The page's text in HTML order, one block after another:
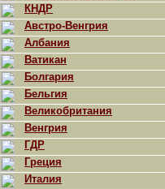
КНДР
Австро-Венгрия
Албания
Ватикан
Болгария
Бельгия
Великобритания
Венгрия
ГДР
Греция
Италия